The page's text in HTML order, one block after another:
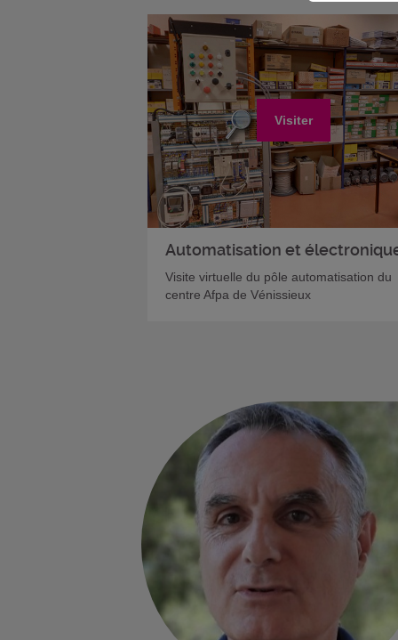
l’axe principal. Passer devant la gare
SNCF de Vénissieux. Continuer
rond-point en haut du boulevard
Ambroise Croizat puis, prendre la
première route à droite. Le centre se
à gauche avant les feux tricolores.
Visiter
Automatisation et
Visite virtuelle du pôle automatisation du
centre Afpa de Vénissieux